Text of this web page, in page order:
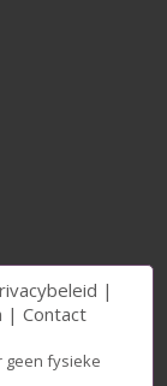
|
| Contact
geen fysieke